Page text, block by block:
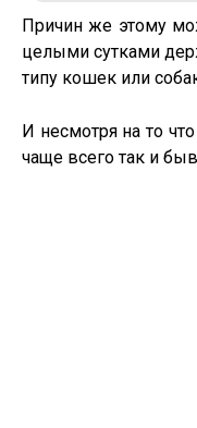
Причин же этому
целыми сутками
типу кошек или
И несмотря на то
чаще всего так и